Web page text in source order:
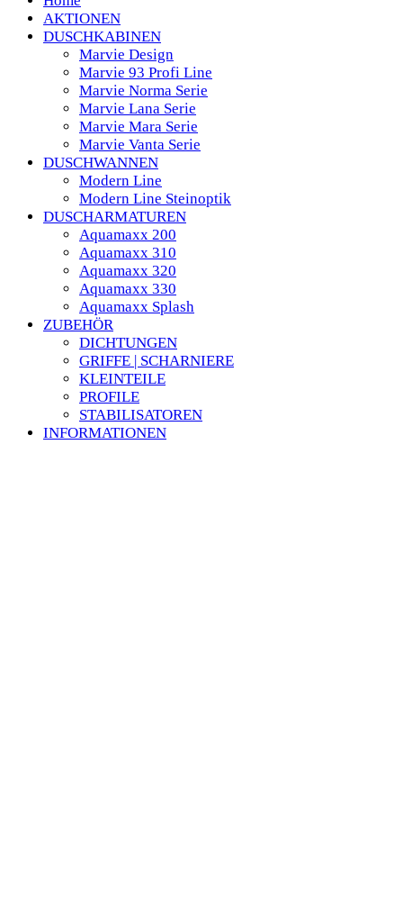
AKTIONEN
DUSCHKABINEN
Marvie Design
Marvie 93 Profi Line
Marvie Norma Serie
Marvie Lana Serie
Marvie Mara Serie
Marvie Vanta Serie
DUSCHWANNEN
Modern Line
Modern Line Steinoptik
DUSCHARMATUREN
Aquamaxx 200
Aquamaxx 310
Aquamaxx 320
Aquamaxx 330
Aquamaxx Splash
ZUBEHÖR
DICHTUNGEN
GRIFFE | SCHARNIERE
KLEINTEILE
PROFILE
STABILISATOREN
INFORMATIONEN